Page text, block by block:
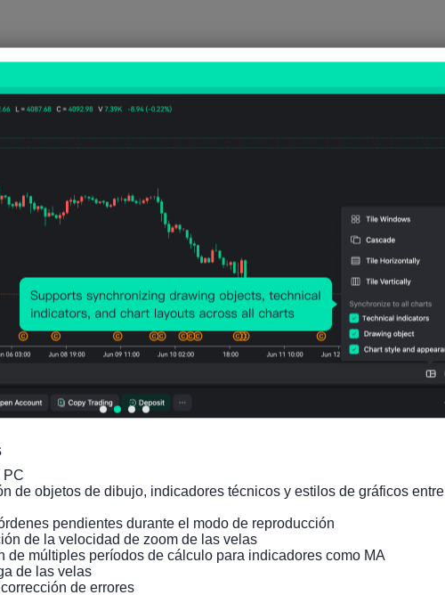
PC
de objetos de dibujo, indicadores técnicos y estilos de gráficos entre
pendientes durante el modo de reproducción
de la velocidad de zoom de las velas
de múltiples períodos de cálculo para indicadores como MA
de las velas
de errores